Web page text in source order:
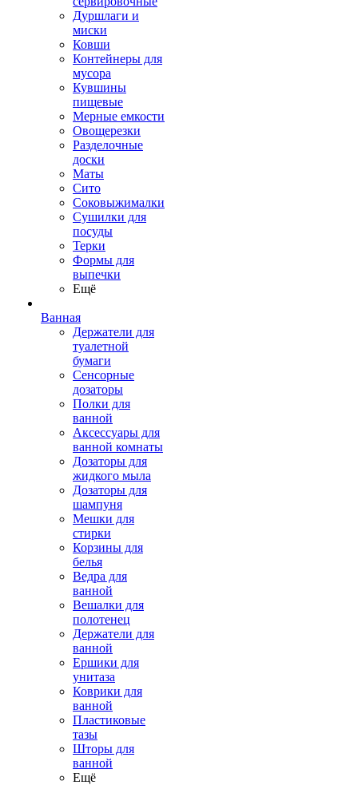
Дуршлаги и
миски
Ковши
Контейнеры для
мусора
Кувшины
пищевые
Мерные емкости
Овощерезки
Разделочные
доски
Маты
Сито
Соковыжималки
Сушилки для
посуды
Терки
Формы для
выпечки
Ещё
Ванная
Держатели для
туалетной
бумаги
Сенсорные
дозаторы
Полки для
ванной
Аксессуары для
ванной комнаты
Дозаторы для
жидкого мыла
Дозаторы для
шампуня
Мешки для
стирки
Корзины для
белья
Ведра для
ванной
Вешалки для
полотенец
Держатели для
ванной
Ершики для
унитаза
Коврики для
ванной
Пластиковые
тазы
Шторы для
ванной
Ещё